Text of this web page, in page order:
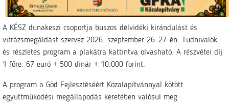
A KÉSZ dunakeszi csoportja buszos délvidéki kirándulást és
vitrázsmegáldást szervez 2026. szeptember 26–27-én. Tudnivalók
és részletes program a plakátra kattintva olvasható. A részvétei díj
1 főre: 67 euró + 500 dinár + 10.000 forint.
A program a Göd Fejlesztéséért Közalapítvánnyal kötött
együttműködési megállapodás keretében valósul meg